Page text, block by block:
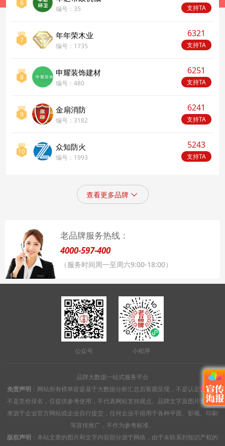
6
编号：35 支持TA
7 年年荣木业
编号：1735
6321
支持TA
8 申耀装饰建材申耀装饰建材
编号：480
6251
支持TA
9 金扇消防
编号：3182
6241
支持TA
10 众知防火
编号：1993
5243
支持TA
查看更多品牌
老品牌服务热线：
4000-597-400
（服务时间周一至周六9:00-18:00）
公众号 小程序
品牌大数据一站式服务平台
免责声明 ：网站所有榜单皆是基于大数据分析汇总后客观呈现，不是认定认证，
不是竞价排名，仅提供参考使用，不代表网站支持观点。品牌文字及图片资料均
来源于企业官方网站或企业自行提交，任何企业不得用于各种平面、影视、印刷
等宣传推广，不作为参考标准。
版权声明 ：本站文章的图片和文字内容部分源于网络，由于未联系到知识产权的